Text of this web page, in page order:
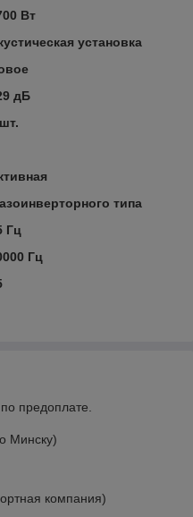
Вт
установка
дБ
типа
Гц
Гц
предоплате.
Минску)
компания)